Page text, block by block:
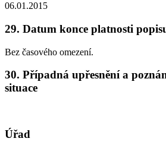
06.01.2015
29. Datum konce platnosti
Bez časového omezení.
30. Případná upřesnění a
situace
Úřad